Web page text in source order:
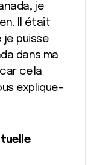
je
Il était
je puisse
dans ma
cela
explique-